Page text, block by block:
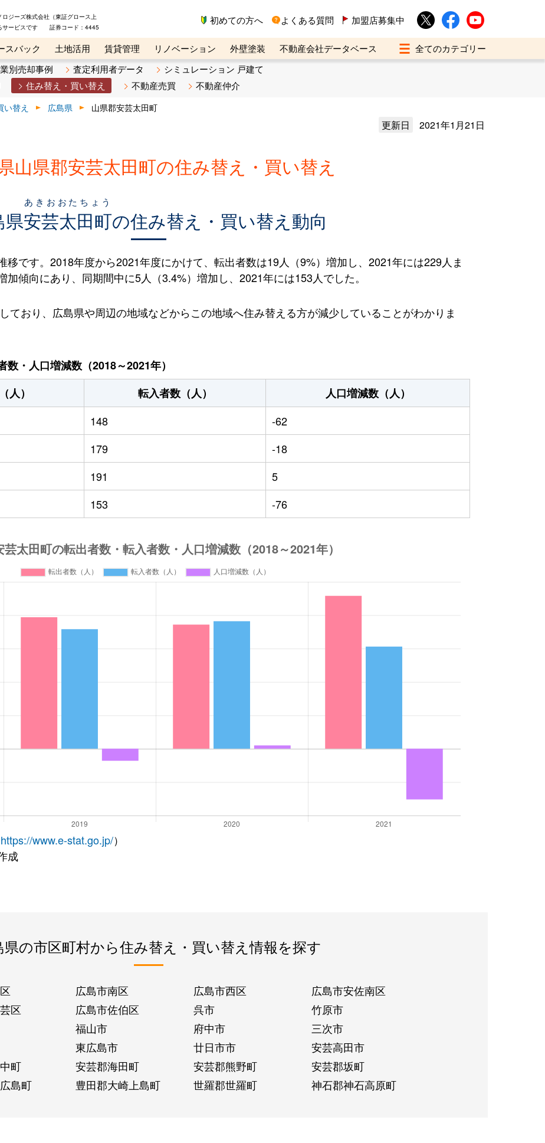
ロジーズ株式会社（東証グロース上
サービスです 証券コード：4445
初めての方へ よくある質問 加盟店募集中
スバック 土地活用 賃貸管理 リノベーション 外壁塗装
不動産会社データベース
ンライン講座 リビンマガジンBiz 不動産売却ご相談デスク
別売却事例 査定利用者データ
シミュレーション 戸建て
住み替え・買い替え 不動産売買 不動産仲介
い替え 広島県 山県郡安芸太田町
更新日 2021年1月21日
山県郡安芸太田町の住み替え・買い替え
県安芸太田町
あきおおたちょう
の住み替え・買い替え動向
移です。2018年度から2021年度にかけて、転出者数は19人（9%）増加し、2021年には229人ま
傾向にあり、同期間中に5人（3.4%）増加し、2021年には153人でした。
ており、広島県や周辺の地域などからこの地域へ住み替える方が減少していることがわかりま
・人口増減数（2018～2021年）
人） 転入者数（人）
人口増減数（人）
148
-62
179
-18
191
5
153 -76
https://www.e-stat.go.jp/）
成
県の市区町村から住み替え・買い替え情報を探す
広島市南区 広島市西区
広島市安佐南区
区 広島市佐伯区 呉市
竹原市
福山市 府中市
三次市
東広島市 廿日市市
安芸高田市
町 安芸郡海田町 安芸郡熊野町
安芸郡坂町
島町 豊田郡大崎上島町 世羅郡世羅町 神石郡神石高原町